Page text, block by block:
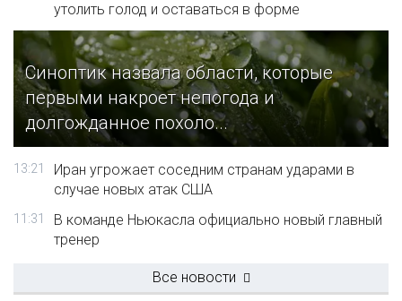
утолить голод и оставаться в форме
Синоптик назвала области, которые
первыми накроет непогода и
долгожданное похоло...
13:21
Иран угрожает соседним странам ударами в
случае новых атак США
11:31
В команде Ньюкасла официально новый главный
тренер
Все новости